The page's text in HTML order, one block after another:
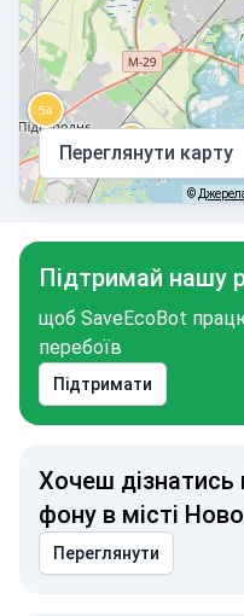
Переглянути карту
©
Підтримай нашу
щоб SaveEcoBot
перебоїв
Підтримати
Хочеш дізнатись
фону в місті
Переглянути